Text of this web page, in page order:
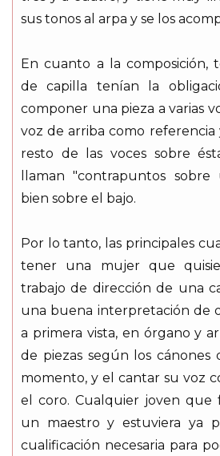
sus tonos al arpa y se los
En cuanto a la composición,
de capilla tenían la
componer una pieza a varias
voz de arriba como referencia
resto de las voces sobre
llaman "contrapuntos
bien sobre el bajo.
Por lo tanto, las principales
tener una mujer que
trabajo de dirección de una
una buena interpretación de
a primera vista, en órgano y
de piezas según los cánones
momento, y el cantar su voz
el coro. Cualquier joven que
un maestro y estuviera ya
cualificación necesaria para